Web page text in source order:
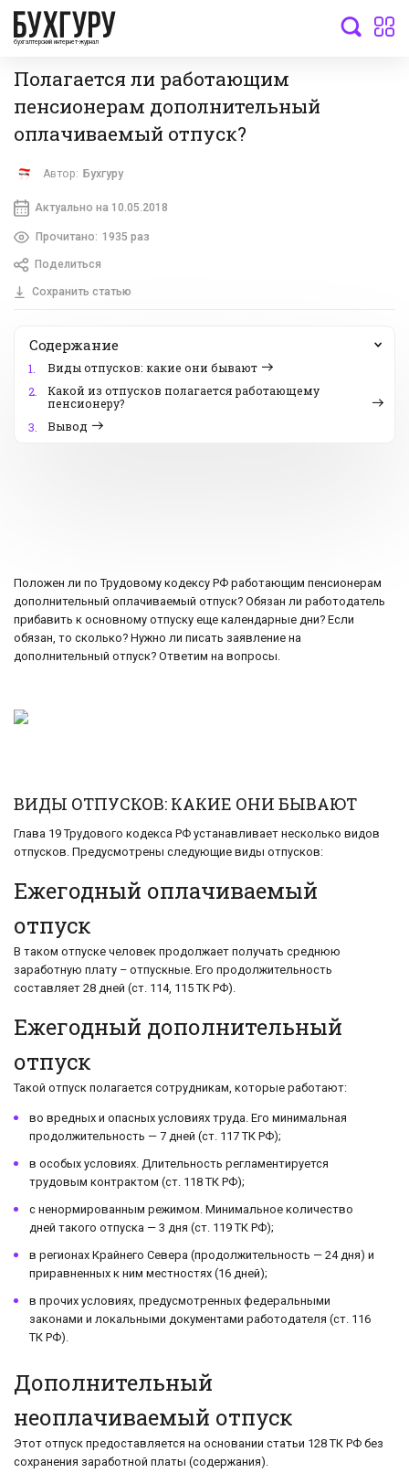
бухгалтерский интернет-журнал
Полагается ли работающим
пенсионерам дополнительный
оплачиваемый отпуск?
Автор: Бухгуру
Актуально на 10.05.2018
Прочитано: 1935 раз
Поделиться
Сохранить статью
Содержание
1.
Виды отпусков: какие они бывают
2.
Какой из отпусков полагается работающему
пенсионеру?
3.
Вывод
Положен ли по Трудовому кодексу РФ работающим пенсионерам
дополнительный оплачиваемый отпуск? Обязан ли работодатель
прибавить к основному отпуску еще календарные дни? Если
обязан, то сколько? Нужно ли писать заявление на
дополнительный отпуск? Ответим на вопросы.
ВИДЫ ОТПУСКОВ: КАКИЕ ОНИ БЫВАЮТ
Глава 19 Трудового кодекса РФ устанавливает несколько видов
отпусков. Предусмотрены следующие виды отпусков:
Ежегодный оплачиваемый
отпуск
В таком отпуске человек продолжает получать среднюю
заработную плату – отпускные. Его продолжительность
составляет 28 дней (ст. 114, 115 ТК РФ).
Ежегодный дополнительный
отпуск
Такой отпуск полагается сотрудникам, которые работают:
во вредных и опасных условиях труда. Его минимальная
продолжительность — 7 дней (ст. 117 ТК РФ);
в особых условиях. Длительность регламентируется
трудовым контрактом (ст. 118 ТК РФ);
с ненормированным режимом. Минимальное количество
дней такого отпуска — 3 дня (ст. 119 ТК РФ);
в регионах Крайнего Севера (продолжительность — 24 дня) и
приравненных к ним местностях (16 дней);
в прочих условиях, предусмотренных федеральными
законами и локальными документами работодателя (ст. 116
ТК РФ).
Дополнительный
неоплачиваемый отпуск
Этот отпуск предоставляется на основании статьи 128 ТК РФ без
сохранения заработной платы (содержания).